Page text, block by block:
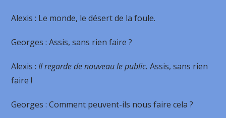
Alexis : Le monde, le désert de la foule.
Georges : Assis, sans rien faire ?
Alexis :Il regarde de nouveau le public. Assis, sans rien
faire !
Georges : Comment peuvent-ils nous faire cela ?